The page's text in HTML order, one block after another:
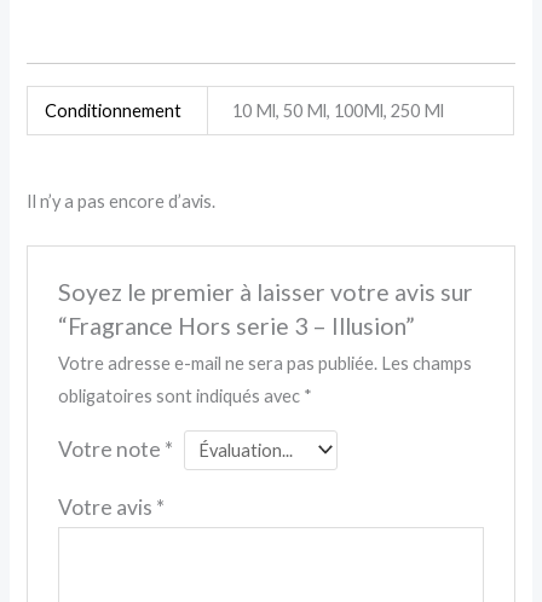
Conditionnement 10 Ml, 50 Ml, 100Ml, 250 Ml
Il n’y a pas encore d’avis.
Soyez le premier à laisser votre avis sur
“Fragrance Hors serie 3 – Illusion”
Votre adresse e-mail ne sera pas publiée. Les champs
obligatoires sont indiqués avec *
Votre note *
Votre avis *